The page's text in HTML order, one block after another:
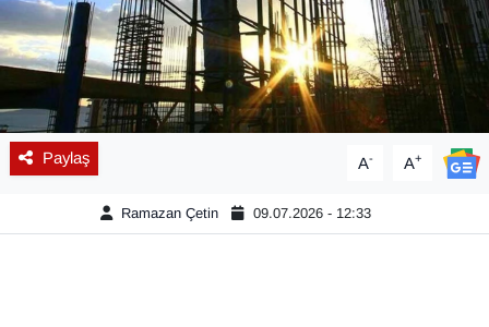
Paylaş A- A+
Ramazan Çetin 09.07.2026 - 12:33
EKONOMİ
Eleman
Emlak
En çok konuşulanlar